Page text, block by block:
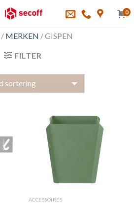
0
/ MERKEN /GISPEN
FILTER
ACCESSOIRES